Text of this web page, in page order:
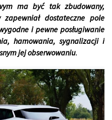
ma być tak zbudowany,
dostateczne pole
i pewne posługiwanie
hamowania, sygnalizacji i
jej obserwowaniu.